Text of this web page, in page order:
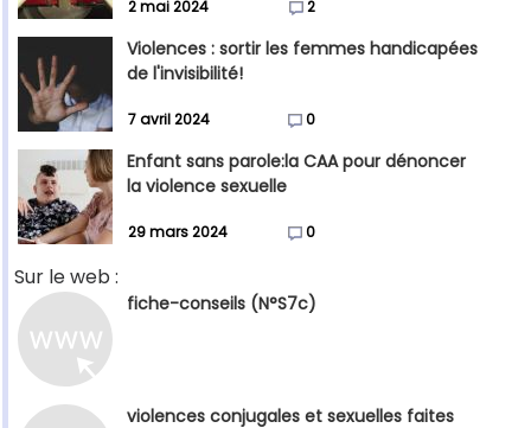
2 mai 2024 2
Violences : sortir les femmes handicapées
de l'invisibilité!
7 avril 2024 0
Enfant sans parole:la CAA pour dénoncer
la violence sexuelle
29 mars 2024 0
Sur le web :
fiche-conseils (N°S7c)
violences conjugales et sexuelles faites